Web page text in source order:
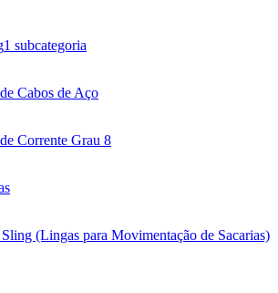
1 subcategoria
Cabos de Aço
Corrente Grau 8
(Lingas para Movimentação de Sacarias)